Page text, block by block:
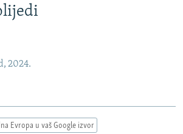
2024.
Evropa u vaš Google izvor